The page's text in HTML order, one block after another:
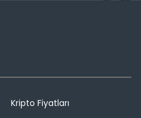
Kripto Fiyatları